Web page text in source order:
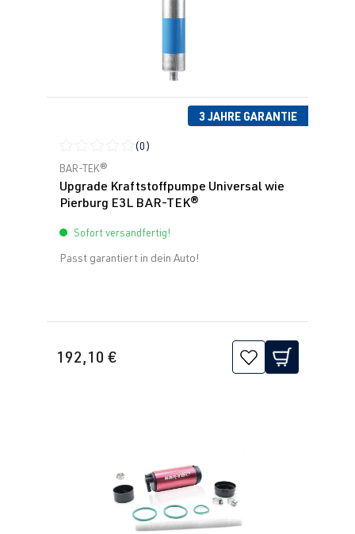
3 JAHRE GARANTIE
Durchschnittliche Bewertung von 0 von 5 Sternen
(0)
BAR-TEK®
Upgrade Kraftstoffpumpe Universal wie
Pierburg E3L BAR-TEK®
Sofort versandfertig!
Passt garantiert in dein Auto!
192,10 €